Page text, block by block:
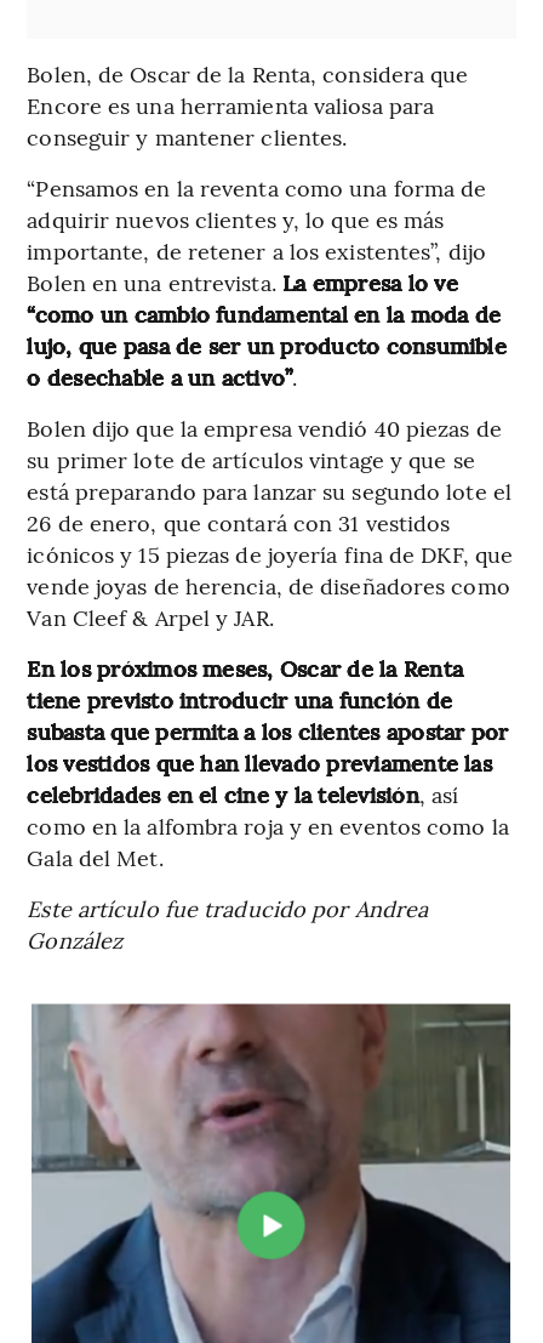
Bolen, de Oscar de la Renta, considera que
Encore es una herramienta valiosa para
conseguir y mantener clientes.
“Pensamos en la reventa como una forma de
adquirir nuevos clientes y, lo que es más
importante, de retener a los existentes”, dijo
Bolen en una entrevista.La empresa lo ve
“como un cambio fundamental en la moda de
lujo, que pasa de ser un producto consumible
o desechable a un activo”.
Bolen dijo que la empresa vendió 40 piezas de
su primer lote de artículos vintage y que se
está preparando para lanzar su segundo lote el
26 de enero, que contará con 31 vestidos
icónicos y 15 piezas de joyería fina de DKF, que
vende joyas de herencia, de diseñadores como
Van Cleef & Arpel y JAR.
En los próximos meses, Oscar de la Renta
tiene previsto introducir una función de
subasta que permita a los clientes apostar por
los vestidos que han llevado previamente las
celebridades en el cine y la televisión, así
como en la alfombra roja y en eventos como la
Gala del Met.
Este artículo fue traducido por Andrea
González